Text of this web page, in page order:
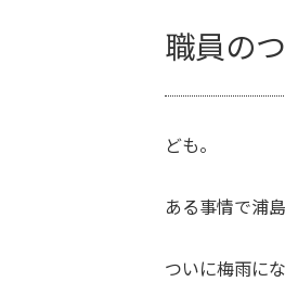
職員の
ども。
ある事情で浦
ついに梅雨に